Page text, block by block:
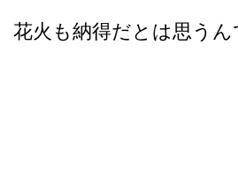
花火も納得だとは思うん